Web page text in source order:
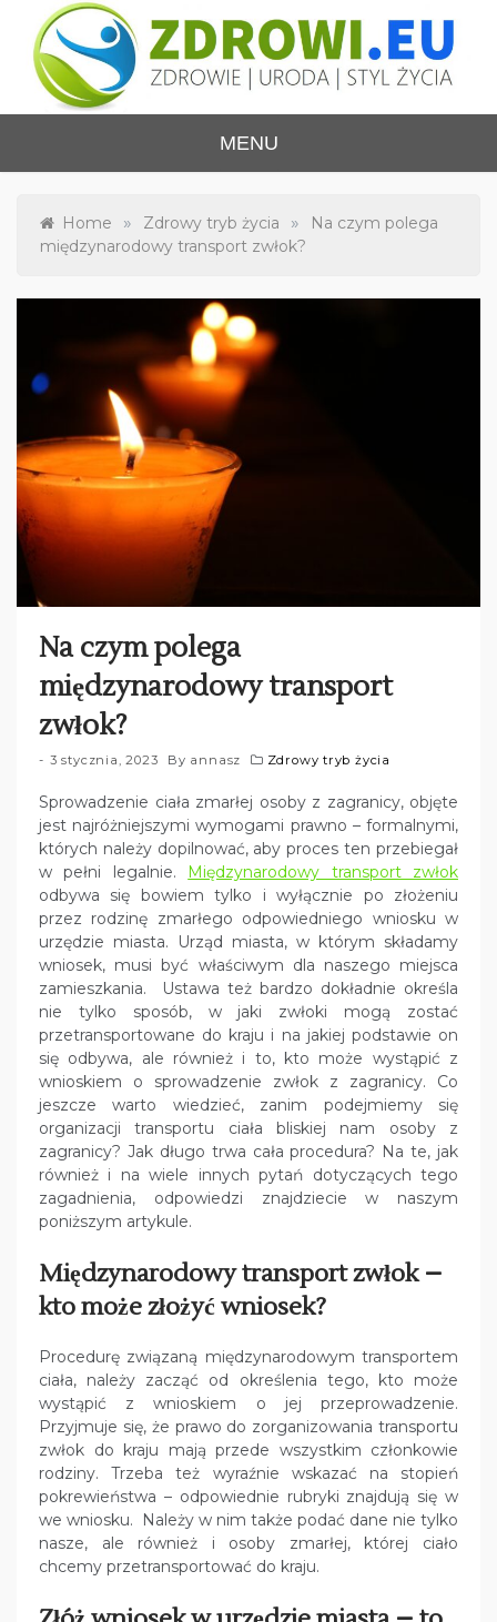
content
ZDROWI.EU
health&beauty, SPA, wellness
MENU
Home » Zdrowy tryb życia »
Na czym polega
międzynarodowy transport zwłok?
Na czym polega
międzynarodowy transport
zwłok?
3 stycznia, 2023 By annasz Zdrowy tryb życia
Sprowadzenie ciała zmarłej osoby z zagranicy, objęte
jest najróżniejszymi wymogami prawno – formalnymi,
których należy dopilnować, aby proces ten przebiegał
w pełni legalnie. Międzynarodowy transport zwłok
odbywa się bowiem tylko i wyłącznie po złożeniu
przez rodzinę zmarłego odpowiedniego wniosku w
urzędzie miasta. Urząd miasta, w którym składamy
wniosek, musi być właściwym dla naszego miejsca
zamieszkania. Ustawa też bardzo dokładnie określa
nie tylko sposób, w jaki zwłoki mogą zostać
przetransportowane do kraju i na jakiej podstawie on
się odbywa, ale również i to, kto może wystąpić z
wnioskiem o sprowadzenie zwłok z zagranicy. Co
jeszcze warto wiedzieć, zanim podejmiemy się
organizacji transportu ciała bliskiej nam osoby z
zagranicy? Jak długo trwa cała procedura? Na te, jak
również i na wiele innych pytań dotyczących tego
zagadnienia, odpowiedzi znajdziecie w naszym
poniższym artykule.
Międzynarodowy transport zwłok –
kto może złożyć wniosek?
Procedurę związaną międzynarodowym transportem
ciała, należy zacząć od określenia tego, kto może
wystąpić z wnioskiem o jej przeprowadzenie.
Przyjmuje się, że prawo do zorganizowania transportu
zwłok do kraju mają przede wszystkim członkowie
rodziny. Trzeba też wyraźnie wskazać na stopień
pokrewieństwa – odpowiednie rubryki znajdują się w
we wniosku. Należy w nim także podać dane nie tylko
nasze, ale również i osoby zmarłej, której ciało
chcemy przetransportować do kraju.